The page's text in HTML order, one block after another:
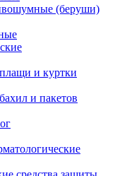
(беруши)
и куртки
и пакетов